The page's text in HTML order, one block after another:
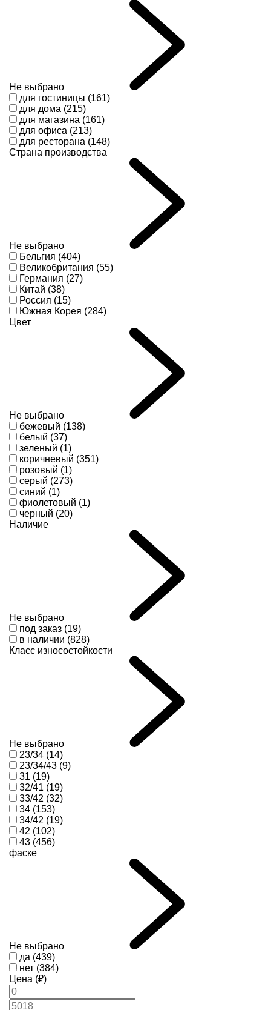
Не выбрано
для гостиницы (161)
для дома (215)
для магазина (161)
для офиса (213)
для ресторана (148)
Страна производства
Не выбрано
Бельгия (404)
Великобритания (55)
Германия (27)
Китай (38)
Россия (15)
Южная Корея (284)
Цвет
Не выбрано
бежевый (138)
белый (37)
зеленый (1)
коричневый (351)
розовый (1)
серый (273)
синий (1)
фиолетовый (1)
черный (20)
Наличие
Не выбрано
под заказ (19)
в наличии (828)
Класс износостойкости
Не выбрано
23/34 (14)
23/34/43 (9)
31 (19)
32/41 (19)
33/42 (32)
34 (153)
34/42 (19)
42 (102)
43 (456)
фаске
Не выбрано
да (439)
нет (384)
Цена (₽)